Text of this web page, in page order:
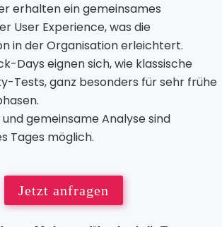
erhalten ein gemeinsames
User Experience, was die
in der Organisation erleichtert.
Days eignen sich, wie klassische
Tests, ganz besonders für sehr frühe
gemeinsame Analyse sind
Tages möglich.
Jetzt anfragen